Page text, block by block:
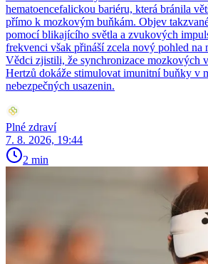
hematoencefalickou bariéru, která bránila
přímo k mozkovým buňkám. Objev
pomocí blikajícího světla a zvukových
frekvenci však přináší zcela nový pohled na
Vědci zjistili, že synchronizace mozkových
Hertzů dokáže stimulovat imunitní buňky v
nebezpečných usazenin.
Plné zdraví
7. 8. 2026, 19:44
2 min